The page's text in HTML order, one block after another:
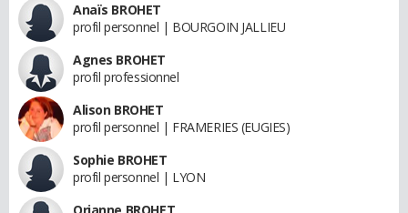
Anaïs BROHET
profil personnel | BOURGOIN JALLIEU
Agnes BROHET
profil professionnel
Alison BROHET
profil personnel | FRAMERIES (EUGIES)
Sophie BROHET
profil personnel | LYON